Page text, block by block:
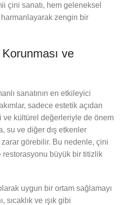
çini sanatı, hem geleneksel
zengin bir
Korunması ve
sanatının en etkileyici
sadece estetik açıdan
ve kültürel değerleriyle de önem
su ve diğer dış etkenler
görebilir. Bu nedenle, çini
restorasyonu büyük bir titizlik
uygun bir ortam sağlamayı
sıcaklık ve ışık gibi